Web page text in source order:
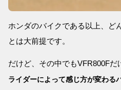
ホンダのバイクである以上、ど
とは大前提です。
だけど、その中でもVFR800Fだ
ライダーによって感じ方が変わる